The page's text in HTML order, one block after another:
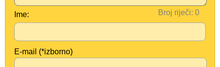
Broj riječi:
Ime:
E-mail (*izborno)